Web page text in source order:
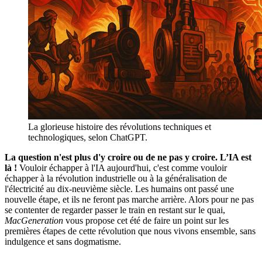
La glorieuse histoire des révolutions techniques et
technologiques, selon ChatGPT.
La question n'est plus d'y croire ou de ne pas y croire. L’IA est
là ! Vouloir échapper à l'IA aujourd'hui, c'est comme vouloir
échapper à la révolution industrielle ou à la généralisation de
l'électricité au dix-neuvième siècle. Les humains ont passé une
nouvelle étape, et ils ne feront pas marche arrière. Alors pour ne pas
se contenter de regarder passer le train en restant sur le quai,
MacGeneration vous propose cet été de faire un point sur les
premières étapes de cette révolution que nous vivons ensemble, sans
indulgence et sans dogmatisme.